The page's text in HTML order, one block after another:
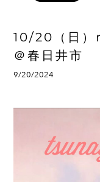
10/20（日）
＠春日井市
9/20/2024